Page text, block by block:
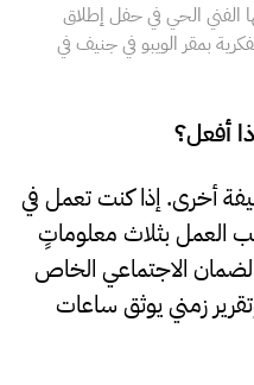
الفني الحي في حفل إطلاق
بمقر الويبو في جنيف في
أفعل؟
أخرى. إذا كنت تعمل في
العمل بثلاث معلوماتٍ
الاجتماعي الخاص
زمني يوثق ساعات